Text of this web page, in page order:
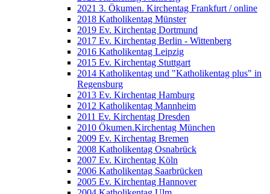
2021 3. Ökumen. Kirchentag Frankfurt / online
2018 Katholikentag Münster
2019 Ev. Kirchentag Dortmund
2017 Ev. Kirchentag Berlin - Wittenberg
2016 Katholikentag Leipzig
2015 Ev. Kirchentag Stuttgart
2014 Katholikentag und "Katholikentag plus" in
Regensburg
2013 Ev. Kirchentag Hamburg
2012 Katholikentag Mannheim
2011 Ev. Kirchentag Dresden
2010 Ökumen.Kirchentag München
2009 Ev. Kirchentag Bremen
2008 Katholikentag Osnabrück
2007 Ev. Kirchentag Köln
2006 Katholikentag Saarbrücken
2005 Ev. Kirchentag Hannover